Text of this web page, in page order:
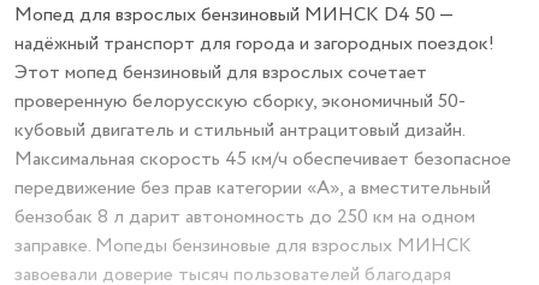
Мопед для взрослых бензиновый МИНСК D4 50 —
надёжный транспорт для города и загородных поездок!
Этот мопед бензиновый для взрослых сочетает
проверенную белорусскую сборку, экономичный 50-
кубовый двигатель и стильный антрацитовый дизайн.
Максимальная скорость 45 км/ч обеспечивает безопасное
передвижение без прав категории «А», а вместительный
бензобак 8 л дарит автономность до 250 км на одном
заправке. Мопеды бензиновые для взрослых МИНСК
завоевали доверие тысяч пользователей благодаря